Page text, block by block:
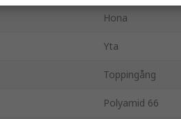
Hona
Yta
Toppingång
Polyamid 66